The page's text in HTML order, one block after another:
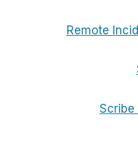
Remote
Scribe